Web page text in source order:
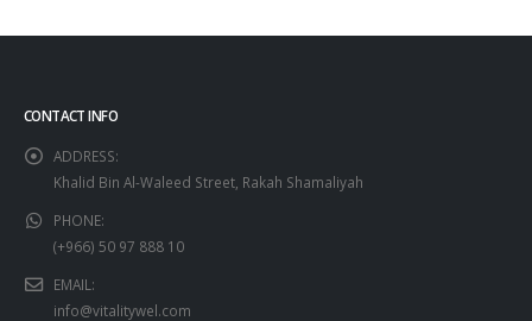
CONTACT INFO
ADDRESS:
Khalid Bin Al-Waleed Street, Rakah Shamaliyah
PHONE:
(+966) 50 97 888 10
EMAIL:
info@vitalitywel.com